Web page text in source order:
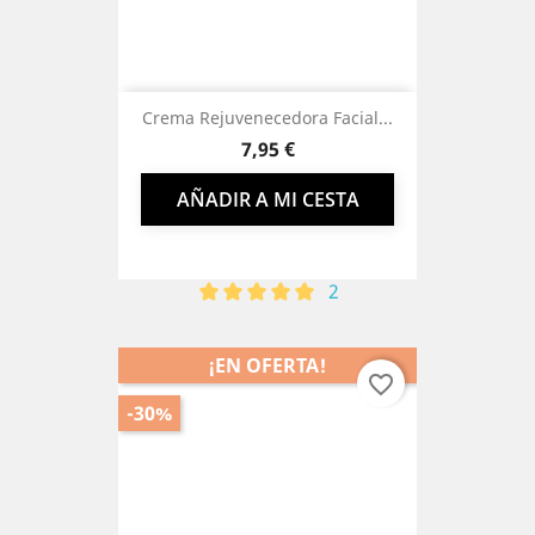
Crema Rejuvenecedora Facial...
Precio
7,95 €
AÑADIR A MI CESTA
2
¡EN OFERTA!
-30%
favorite_border